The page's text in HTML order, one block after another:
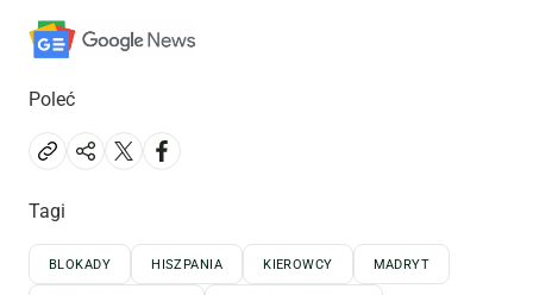
Poleć
Tagi
BLOKADY HISZPANIA KIEROWCY MADRYT